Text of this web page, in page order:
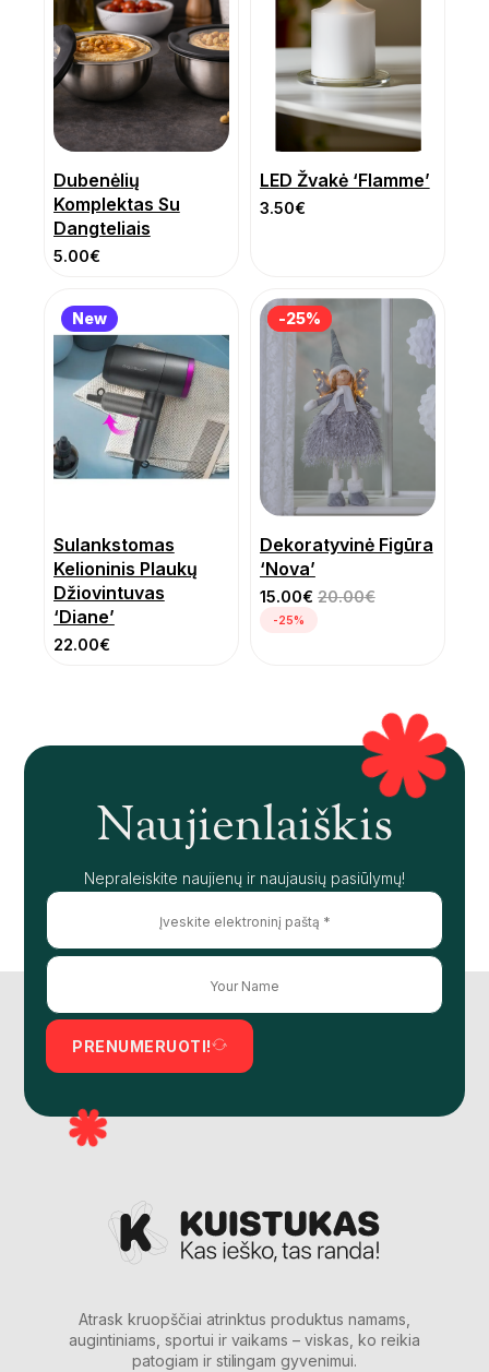
Dubenėlių
Komplektas Su
Dangteliais
5.00€
LED Žvakė ‘Flamme’
3.50€
Sulankstomas
Kelioninis Plaukų
Džiovintuvas
‘Diane’
22.00€
New
Dekoratyvinė Figūra
‘Nova’
15.00€ 20.00€
-25%
-25%
-25%
Naujienlaiškis
Nepraleiskite naujienų ir naujausių pasiūlymų!
PRENUMERUOTI!
Atrask kruopščiai atrinktus produktus namams,
augintiniams, sportui ir vaikams – viskas, ko reikia
patogiam ir stilingam gyvenimui.